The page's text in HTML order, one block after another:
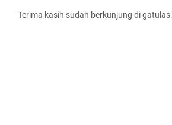
Terima kasih sudah berkunjung di